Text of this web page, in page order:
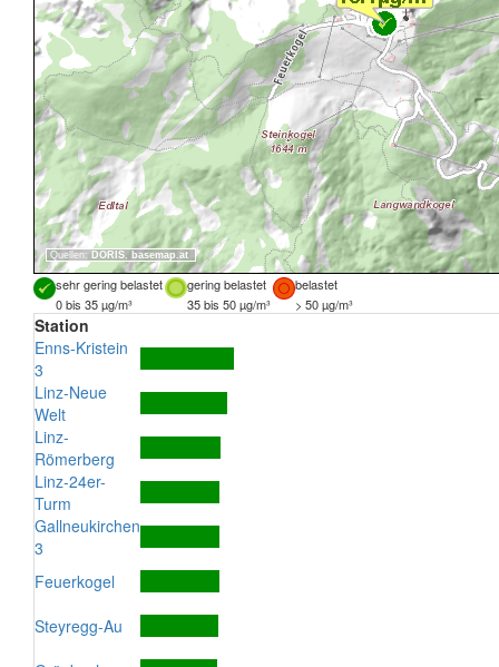
Quellen: DORIS, basemap.at
sehr gering belastet gering belastet
belastet
0 bis 35 µg/m³
35 bis 50 µg/m³ > 50 µg/m³
Station
Enns-Kristein
3
Linz-Neue
Welt
Linz-
Römerberg
Linz-24er-
Turm
Gallneukirchen
3
Feuerkogel
Steyregg-Au